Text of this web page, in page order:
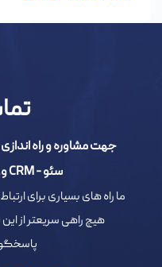
جهت مشاوره و راه
سئو - CRM و... باما تماس بگیرید
ما راه های بسیاری برای
هیچ راهی سریعتر از